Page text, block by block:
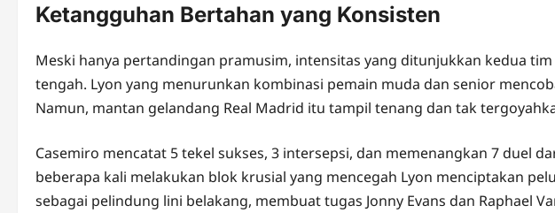
Ketangguhan Bertahan yang Konsisten
Meski hanya pertandingan pramusim, intensitas yang ditunjukkan kedua
tengah. Lyon yang menurunkan kombinasi pemain muda dan senior
Namun, mantan gelandang Real Madrid itu tampil tenang dan tak
Casemiro mencatat 5 tekel sukses, 3 intersepsi, dan memenangkan 7 duel
beberapa kali melakukan blok krusial yang mencegah Lyon menciptakan
sebagai pelindung lini belakang, membuat tugas Jonny Evans dan Raphael